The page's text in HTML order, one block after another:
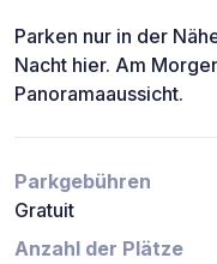
Parken nur in der
Nacht hier. Am
Panoramaaussicht.
Parkgebühren
Gratuit
Anzahl der Plätze